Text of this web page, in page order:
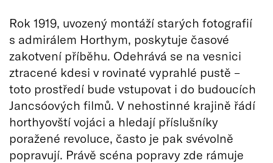
Rok 1919, uvozený montáží starých fotografií
s admirálem Horthym, poskytuje časové
zakotvení příběhu. Odehrává se na vesnici
ztracené kdesi v rovinaté vyprahlé pustě –
toto prostředí bude vstupovat i do budoucích
Jancsóových filmů. V nehostinné krajině řádí
horthyovští vojáci a hledají příslušníky
poražené revoluce, často je pak svévolně
popravují. Právě scéna popravy zde rámuje